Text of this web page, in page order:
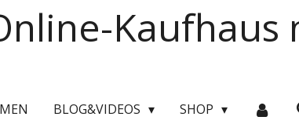
Kaufhaus
BLOG&VIDEOS SHOP